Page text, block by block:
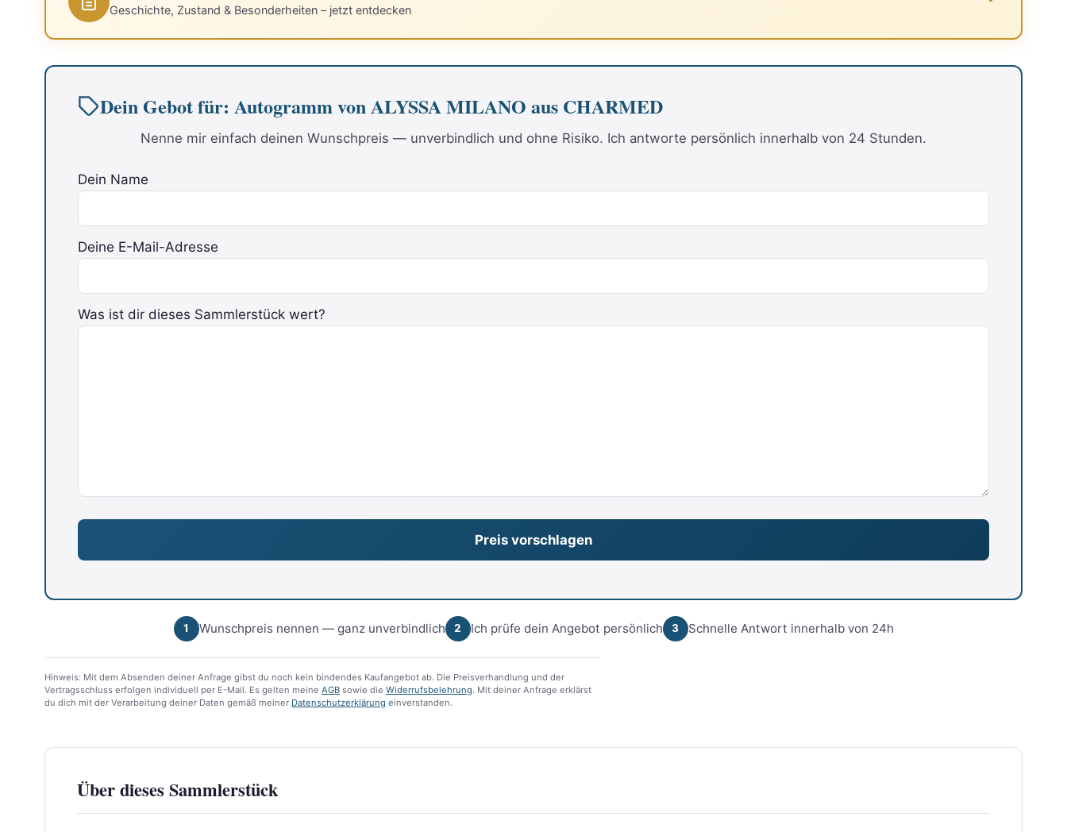
Geschichte, Zustand & Besonderheiten – jetzt entdecken
Dein Gebot für: Autogramm von ALYSSA MILANO aus CHARMED
Nenne mir einfach deinen Wunschpreis — unverbindlich und ohne Risiko. Ich antworte persönlich innerhalb von 24 Stunden.
Dein Name
Deine E-Mail-Adresse
Bitte lasse dieses Feld leer.
Was ist dir dieses Sammlerstück wert?
1 Wunschpreis nennen — ganz unverbindlich 2 Ich prüfe dein Angebot persönlich 3 Schnelle Antwort innerhalb von 24h
Hinweis: Mit dem Absenden deiner Anfrage gibst du noch kein bindendes Kaufangebot ab. Die Preisverhandlung und der
Vertragsschluss erfolgen individuell per E-Mail. Es gelten meine AGB sowie die Widerrufsbelehrung. Mit deiner Anfrage erklärst
du dich mit der Verarbeitung deiner Daten gemäß meiner Datenschutzerklärung einverstanden.
Über dieses Sammlerstück